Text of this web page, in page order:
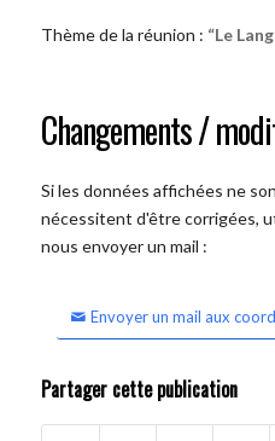
Thème de la réunion : “Le
Changements /
Si les données affichées ne
nécessitent d'être corrigées,
nous envoyer un mail :
Envoyer un mail aux
Partager cette publication